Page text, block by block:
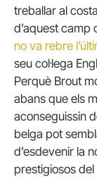
treballar al
d’aquest camp
no va rebre
seu col·lega
Perquè Brout
abans que els
aconseguissin
belga pot
d’esdevenir la
prestigiosos del